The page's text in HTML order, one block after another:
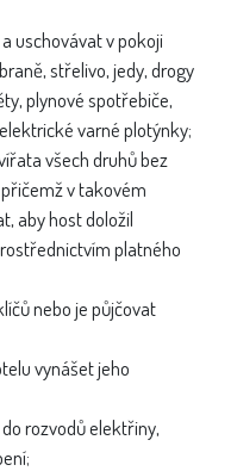
uschovávat v pokoji
střelivo, jedy, drogy
plynové spotřebiče,
varné plotýnky;
všech druhů bez
v takovém
aby host doložil
platného
nebo je půjčovat
vynášet jeho
rozvodů elektřiny,